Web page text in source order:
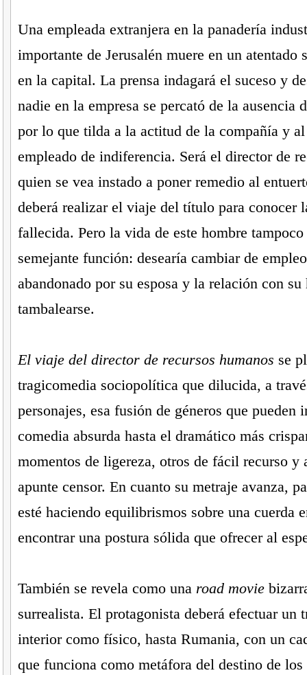
Una empleada extranjera en la panadería
importante de Jerusalén muere en un atentado
en la capital. La prensa indagará el suceso y
nadie en la empresa se percató de la ausencia
por lo que tilda a la actitud de la compañía y
empleado de indiferencia. Será el director de
quien se vea instado a poner remedio al
deberá realizar el viaje del título para conocer
fallecida. Pero la vida de este hombre
semejante función: desearía cambiar de
abandonado por su esposa y la relación con su
tambalearse.
El viaje del director de recursos humanos se
tragicomedia sociopolítica que dilucida, a
personajes, esa fusión de géneros que pueden
comedia absurda hasta el dramático más
momentos de ligereza, otros de fácil recurso y
apunte censor. En cuanto su metraje avanza,
esté haciendo equilibrismos sobre una cuerda
encontrar una postura sólida que ofrecer al
También se revela como una road movie
surrealista. El protagonista deberá efectuar un
interior como físico, hasta Rumania, con un
que funciona como metáfora del destino de los